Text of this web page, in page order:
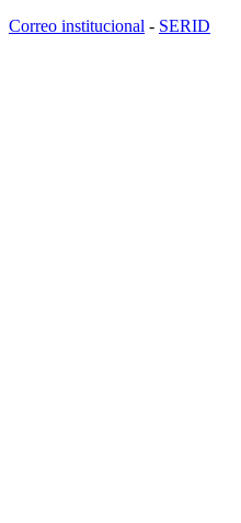
Correo institucional - SERID